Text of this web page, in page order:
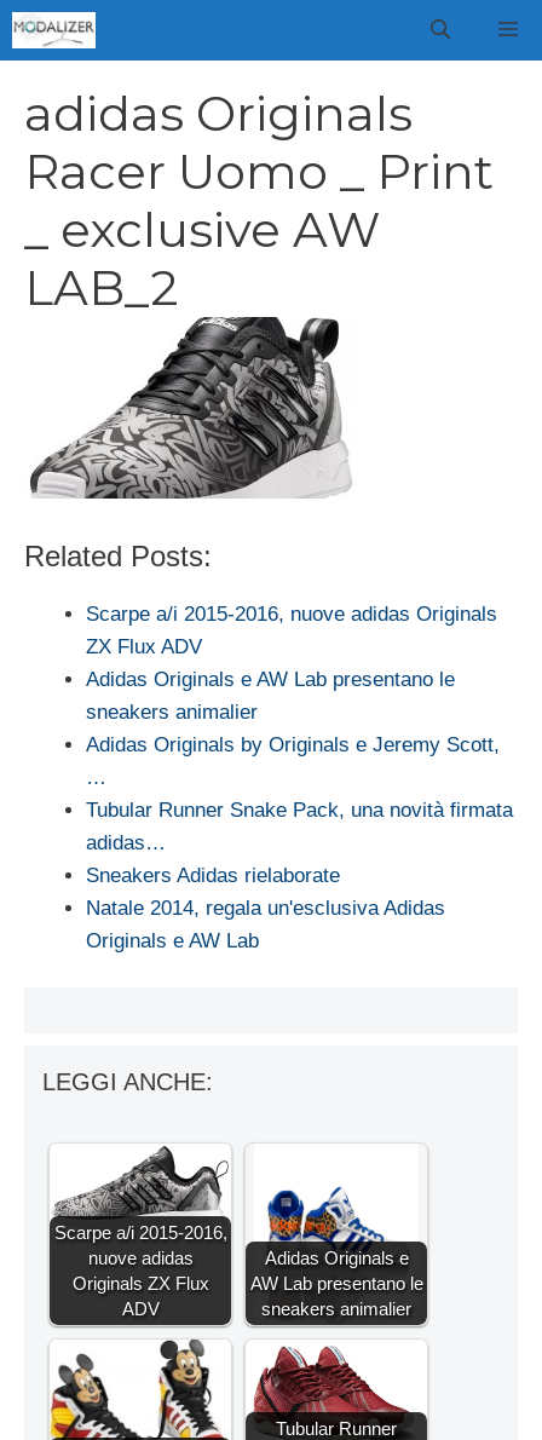
Vai
al
adidas Originals
Racer Uomo _ Print
_ exclusive AW
LAB_2
Related Posts:
Scarpe a/i 2015-2016, nuove adidas Originals
ZX Flux ADV
Adidas Originals e AW Lab presentano le
sneakers animalier
Adidas Originals by Originals e Jeremy Scott,
…
Tubular Runner Snake Pack, una novità firmata
adidas…
Sneakers Adidas rielaborate
Natale 2014, regala un'esclusiva Adidas
Originals e AW Lab
LEGGI ANCHE:
Scarpe a/i 2015-2016,
nuove adidas
Originals ZX Flux
ADV
Adidas Originals e
AW Lab presentano le
sneakers animalier
Tubular Runner